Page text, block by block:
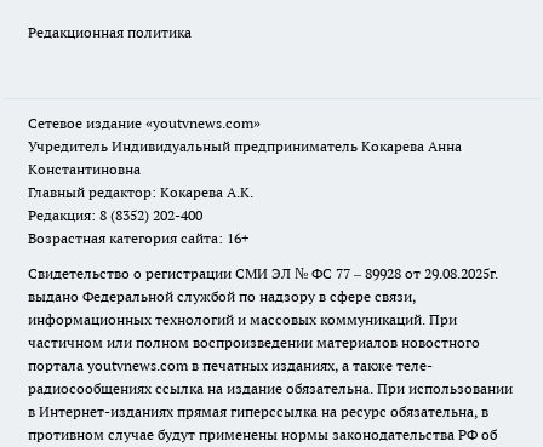
Редакционная политика
Сетевое издание «youtvnews.com»
Учредитель Индивидуальный предприниматель Кокарева Анна
Константиновна
Главный редактор: Кокарева А.К.
Редакция: 8 (8352) 202-400
Возрастная категория сайта: 16+
Свидетельство о регистрации СМИ ЭЛ № ФС 77 – 89928 от 29.08.2025г.
выдано Федеральной службой по надзору в сфере связи,
информационных технологий и массовых коммуникаций. При
частичном или полном воспроизведении материалов новостного
портала youtvnews.com в печатных изданиях, а также теле-
радиосообщениях ссылка на издание обязательна. При использовании
в Интернет-изданиях прямая гиперссылка на ресурс обязательна, в
противном случае будут применены нормы законодательства РФ об